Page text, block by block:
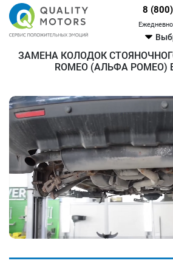
8
ЗАМЕНА КОЛОДОК
ROMEO (АЛЬФА РОМЕО)